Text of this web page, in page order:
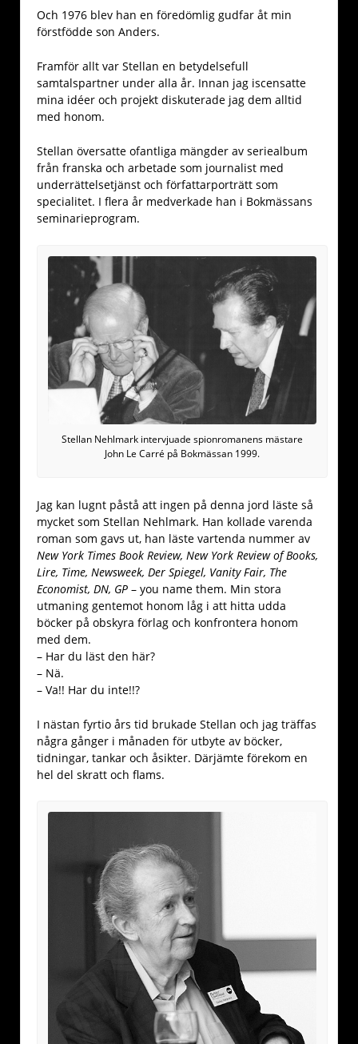
Och 1976 blev han en föredömlig gudfar åt min
förstfödde son Anders.
Framför allt var Stellan en betydelsefull
samtalspartner under alla år. Innan jag iscensatte
mina idéer och projekt diskuterade jag dem alltid
med honom.
Stellan översatte ofantliga mängder av seriealbum
från franska och arbetade som journalist med
underrättelsetjänst och författarporträtt som
specialitet. I flera år medverkade han i Bokmässans
seminarieprogram.
Stellan Nehlmark intervjuade spionromanens mästare
John Le Carré på Bokmässan 1999.
Jag kan lugnt påstå att ingen på denna jord läste så
mycket som Stellan Nehlmark. Han kollade varenda
roman som gavs ut, han läste vartenda nummer av
New York Times Book Review, New York Review of Books,
Lire, Time, Newsweek, Der Spiegel, Vanity Fair, The
Economist, DN, GP – you name them. Min stora
utmaning gentemot honom låg i att hitta udda
böcker på obskyra förlag och konfrontera honom
med dem.
– Har du läst den här?
– Nä.
– Va!! Har du inte!!?
I nästan fyrtio års tid brukade Stellan och jag träffas
några gånger i månaden för utbyte av böcker,
tidningar, tankar och åsikter. Därjämte förekom en
hel del skratt och flams.